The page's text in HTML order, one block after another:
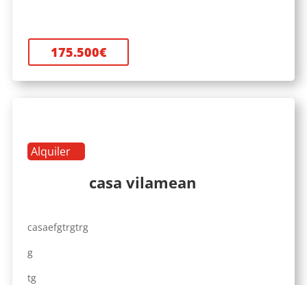
175.500€
Alquiler
casa vilamean
casaefgtrgtrg
g
tg